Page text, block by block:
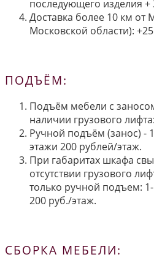
последующего изделия +
Доставка более 10 км от
Московской области):
ПОДЪЁМ:
Подъём мебели с
наличии грузового
Ручной подъём (занос) -
этажи 200 рублей/этаж.
При габаритах шкафа
отсутствии грузового
только ручной подъем:
200 руб./этаж.
СБОРКА МЕБЕЛИ: